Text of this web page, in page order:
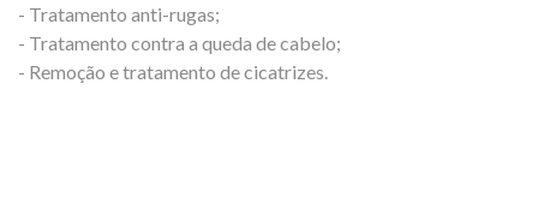
- Tratamento anti-rugas;
- Tratamento contra a queda de cabelo;
- Remoção e tratamento de cicatrizes.